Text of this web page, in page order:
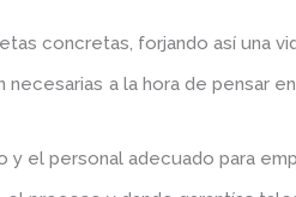
concretas, forjando así una
a la hora de pensar
el personal adecuado para